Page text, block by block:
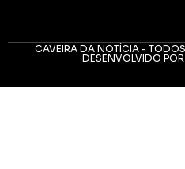
CAVEIRA DA NOTÍCIA -
DESENVOLVIDO POR